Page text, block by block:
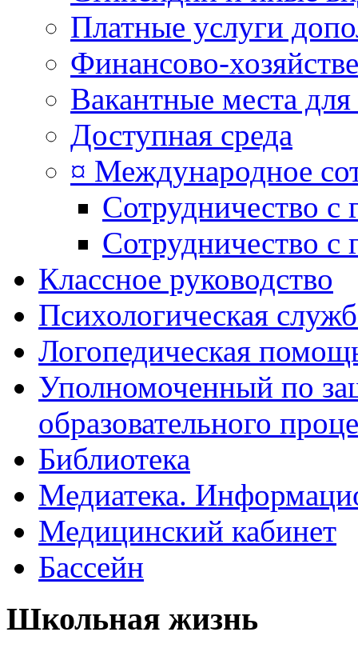
Платные услуги
Финансово-
Вакантные места для
Доступная среда
¤ Международное
Сотрудничество
Сотрудничество с
Классное руководство
Психологическая
Логопедическая
Уполномоченный по
образовательного
Библиотека
Медиатека.
Медицинский кабинет
Бассейн
Школьная жизнь